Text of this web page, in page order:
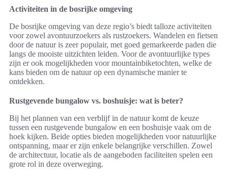
Activiteiten in de bosrijke omgeving
De bosrijke omgeving van deze regio’s biedt talloze activiteiten
voor zowel avontuurzoekers als rustzoekers. Wandelen en fietsen
door de natuur is zeer populair, met goed gemarkeerde paden die
langs de mooiste uitzichten leiden. Voor de avontuurlijke types
zijn er ook mogelijkheden voor mountainbiketochten, welke de
kans bieden om de natuur op een dynamische manier te
ontdekken.
Rustgevende bungalow vs. boshuisje: wat is beter?
Bij het plannen van een verblijf in de natuur komt de keuze
tussen een rustgevende bungalow en een boshuisje vaak om de
hoek kijken. Beide opties bieden mogelijkheden voor natuurlijke
ontspanning, maar er zijn enkele belangrijke verschillen. Zowel
de architectuur, locatie als de aangeboden faciliteiten spelen een
grote rol in deze overweging.